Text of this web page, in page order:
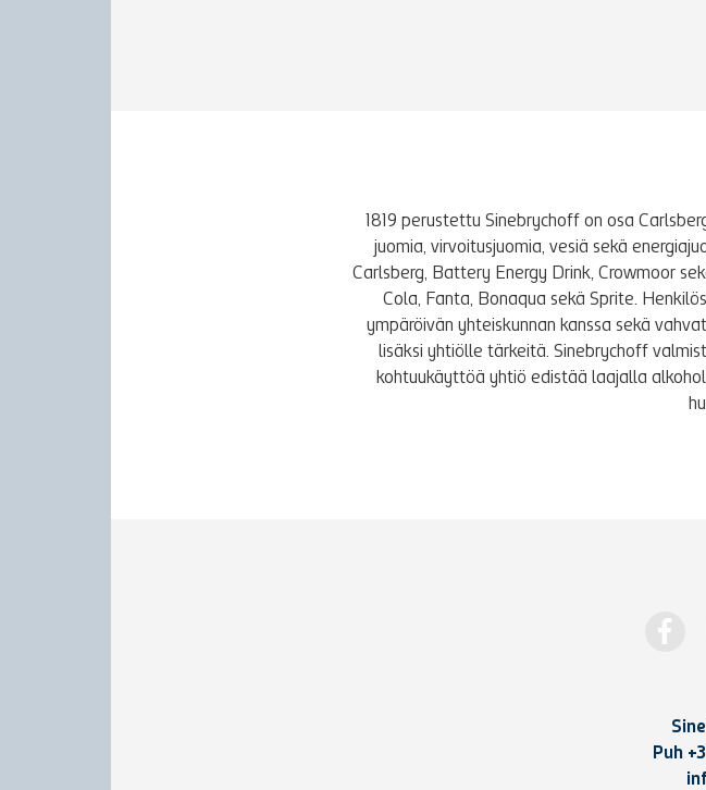
1819 perustettu Sinebrychoff on osa
juomia, virvoitusjuomia, vesiä sekä
Carlsberg, Battery Energy Drink, Crowmoor
Cola, Fanta, Bonaqua sekä Sprite.
ympäröivän yhteiskunnan kanssa sekä
lisäksi yhtiölle tärkeitä. Sinebrychoff
kohtuukäyttöä yhtiö edistää laajalla
Puh